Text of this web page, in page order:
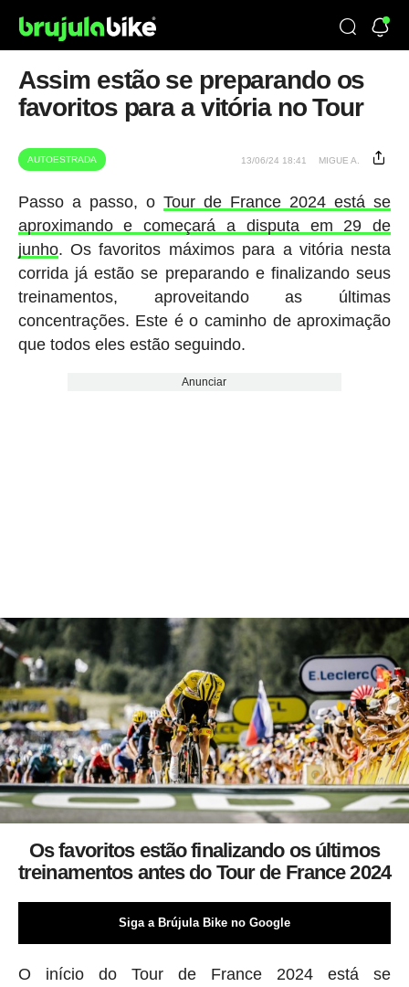
Assim estão se preparando os
favoritos para a vitória no Tour
AUTOESTRADA 13/06/24 18:41 MIGUE A.
Passo a passo, o Tour de France 2024 está se
aproximando e começará a disputa em 29 de
junho. Os favoritos máximos para a vitória nesta
corrida já estão se preparando e finalizando seus
treinamentos, aproveitando as últimas
concentrações. Este é o caminho de aproximação
que todos eles estão seguindo.
Anunciar
Os favoritos estão finalizando os últimos
treinamentos antes do Tour de France 2024
Siga a Brújula Bike no Google
O início do Tour de France 2024 está se